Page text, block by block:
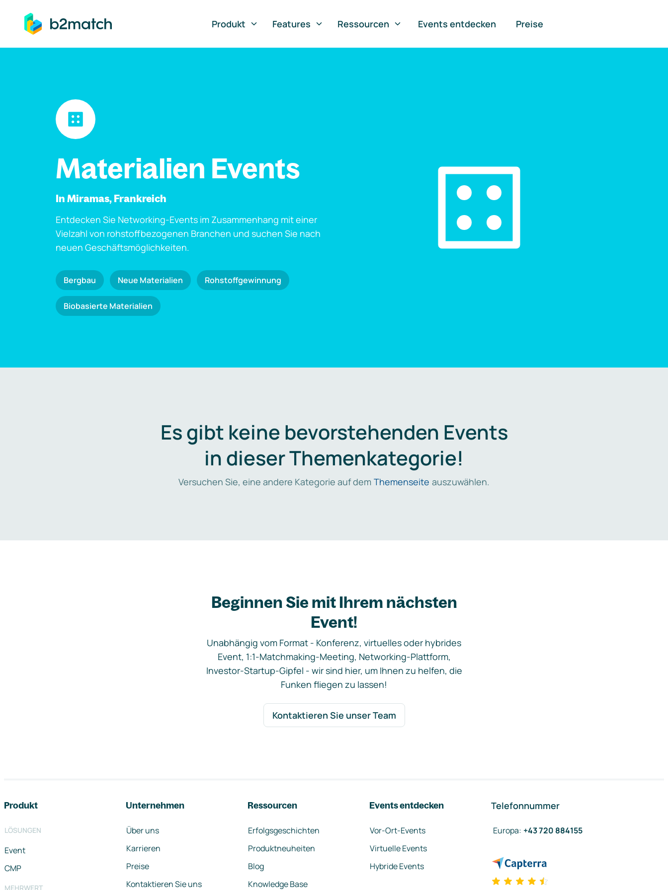
springen
Produkt
Features Ressourcen Events entdecken Preise
Materialien Events
In Miramas, Frankreich
Entdecken Sie Networking-Events im Zusammenhang mit einer
Vielzahl von rohstoffbezogenen Branchen und suchen Sie nach
neuen Geschäftsmöglichkeiten.
Bergbau Neue Materialien Rohstoffgewinnung
Biobasierte Materialien
Es gibt keine bevorstehenden Events
in dieser Themenkategorie!
Versuchen Sie, eine andere Kategorie auf dem Themenseite auszuwählen.
Beginnen Sie mit Ihrem nächsten
Event!
Unabhängig vom Format - Konferenz, virtuelles oder hybrides
Event, 1:1-Matchmaking-Meeting, Networking-Plattform,
Investor-Startup-Gipfel - wir sind hier, um Ihnen zu helfen, die
Funken fliegen zu lassen!
Kontaktieren Sie unser Team
Produkt
LÖSUNGEN
Event
CMP
MEHRWERT
Unternehmen
Über uns
Karrieren
Preise
Kontaktieren Sie uns
Ressourcen
Erfolgsgeschichten
Produktneuheiten
Blog
Knowledge Base
Events entdecken
Vor-Ort-Events
Virtuelle Events
Hybride Events
Telefonnummer
Europa: +43 720 884155